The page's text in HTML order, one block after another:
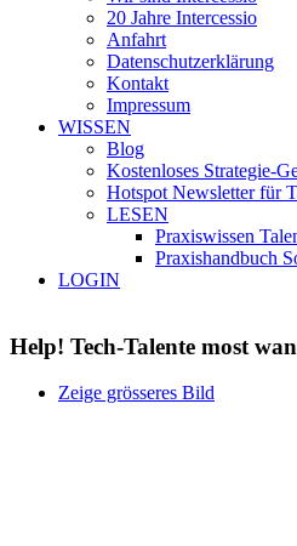
20 Jahre Intercessio
Anfahrt
Datenschutzerklärung
Kontakt
Impressum
WISSEN
Blog
Kostenloses Strategie-
Hotspot Newsletter für
LESEN
Praxiswissen
Praxishandbuch
LOGIN
Help! Tech-Talente most
Zeige grösseres Bild